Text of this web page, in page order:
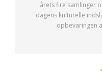
årets fire samlinger
dagens kulturelle
opbevaringen